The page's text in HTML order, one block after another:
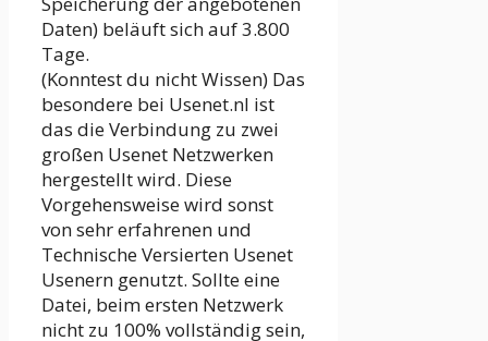
Daten) beläuft sich auf 3.800
Tage.
(Konntest du nicht Wissen) Das
besondere bei Usenet.nl ist
das die Verbindung zu zwei
großen Usenet Netzwerken
hergestellt wird. Diese
Vorgehensweise wird sonst
von sehr erfahrenen und
Technische Versierten Usenet
Usenern genutzt. Sollte eine
Datei, beim ersten Netzwerk
nicht zu 100% vollständig sein,